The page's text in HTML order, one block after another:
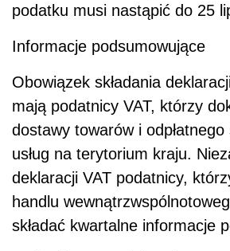
podatku musi nastąpić do 25
Informacje podsumowujące
Obowiązek składania
mają podatnicy VAT, którzy
dostawy towarów i
usług na terytorium kraju.
deklaracji VAT podatnicy,
handlu
składać kwartalne informacje